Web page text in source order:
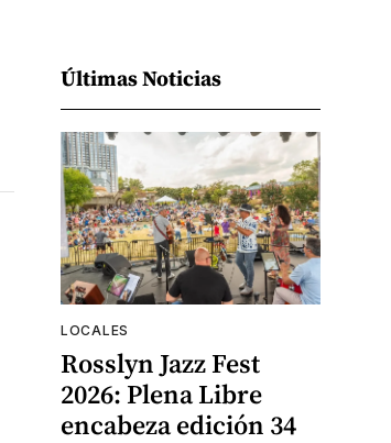
Últimas Noticias
LOCALES
Rosslyn Jazz Fest
2026: Plena Libre
encabeza edición 34